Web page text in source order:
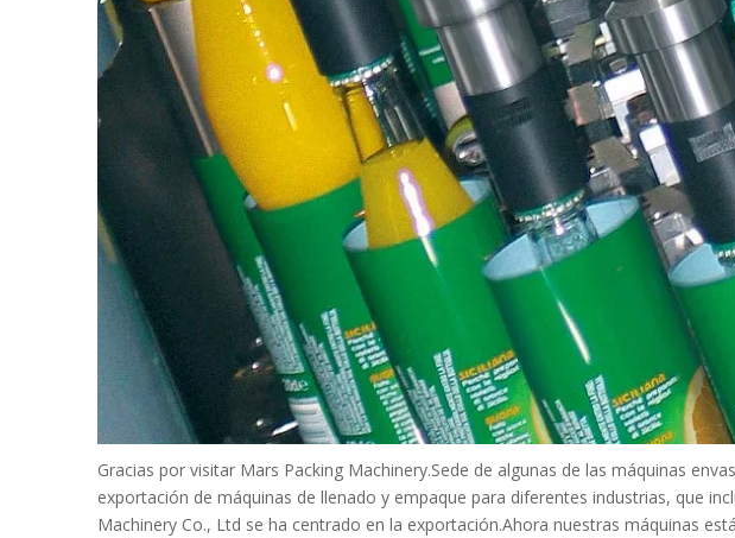
Gracias por visitar Mars Packing Machinery.Sede de algunas de las máquinas
exportación de máquinas de llenado y empaque para diferentes industrias, que
Machinery Co., Ltd se ha centrado en la exportación.Ahora nuestras máquinas